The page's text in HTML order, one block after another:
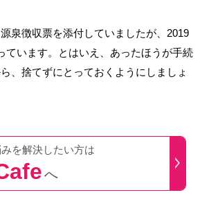
泉徴収票を添付していましたが、2019
ています。とはいえ、あったほうが手続
、捨てずにとっておくようにしましょ
を解決したい方は
へ